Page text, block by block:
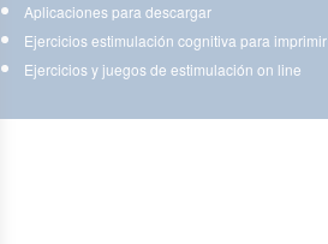
Aplicaciones para descargar
Ejercicios estimulación cognitiva para imprimir
Ejercicios y juegos de estimulación on line